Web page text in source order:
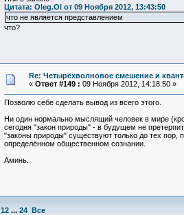
Цитата: Oleg.Ol от 09 Ноября 2012, 13:43:50
что не является представлением
что?
Re: Четырёхволновое смешение и
« Ответ #149 : 09 Ноября 2012, 14:18:50 »
Позволю себе сделать вывод из всего этого.
Ни один нормально мыслящий человек в мире
сегодня "закон природы" - в будущем не
"законы природы" существуют только до тех пор,
определённом общественном сознании.
Аминь.
12 ... 24 Все